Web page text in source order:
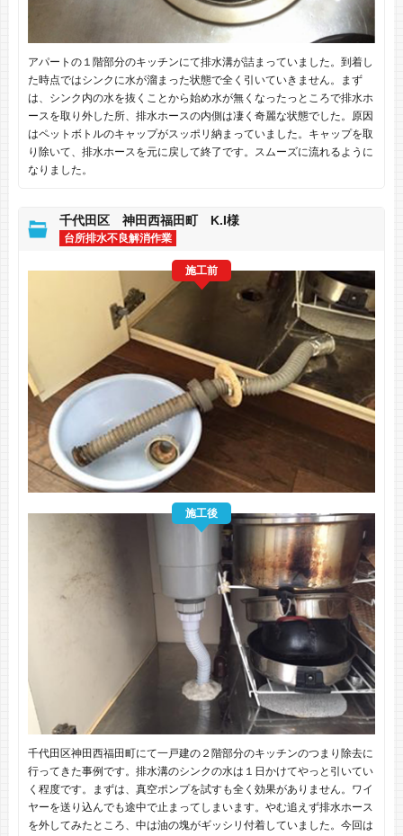
アパートの１階部分のキッチンにて排水溝が詰まっていました。到着し
た時点ではシンクに水が溜まった状態で全く引いていきません。まず
は、シンク内の水を抜くことから始め水が無くなったっところで排水ホ
ースを取り外した所、排水ホースの内側は凄く奇麗な状態でした。原因
はペットボトルのキャップがスッポリ納まっていました。キャップを取
り除いて、排水ホースを元に戻して終了です。スムーズに流れるように
なりました。
千代田区 神田西福田町 K.I様
台所排水不良解消作業
施工前
施工後
千代田区神田西福田町にて一戸建の２階部分のキッチンのつまり除去に
行ってきた事例です。排水溝のシンクの水は１日かけてやっと引いてい
く程度です。まずは、真空ポンプを試すも全く効果がありません。ワイ
ヤーを送り込んでも途中で止まってしまいます。やむ追えず排水ホース
を外してみたところ、中は油の塊がギッシリ付着していました。今回は